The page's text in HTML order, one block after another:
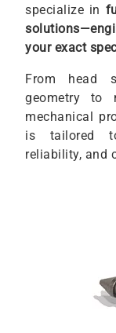
specialize in
your exact
From head
geometry to
mechanical
is tailored
reliability, and